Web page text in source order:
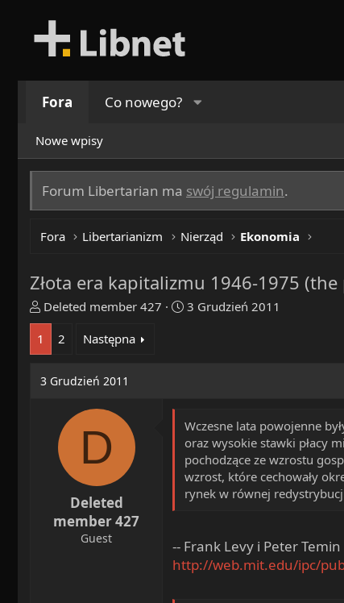
Fora Co nowego?
Nowe wpisy
Forum Libertarian ma swój regulamin.
Fora Libertarianizm Nierząd Ekonomia
Złota era kapitalizmu 1946-1975
T
h
e
a
d
Deleted member 427
R
ę
t
y
3 Grudzień 2011
1
2 Następna
3 Grudzień 2011
D
Deleted
member 427
Guest
Wczesne lata powojenne
oraz wysokie stawki płacy
pochodzące ze wzrostu
wzrost, które cechowały
rynek w równej
-- Frank Levy i Peter Temin
http://web.mit.edu/ipc/